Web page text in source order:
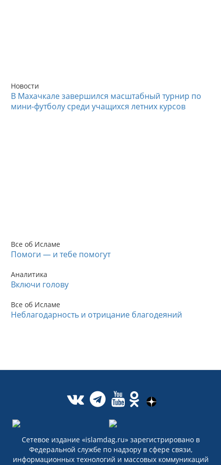
Новости
В Махачкале завершился масштабный турнир по
мини-футболу среди учащихся летних курсов
Все об Исламе
Помоги — и тебе помогут
Аналитика
Включи голову
Все об Исламе
Неблагодарность и отрицание благодеяний
Сетевое издание «islamdag.ru» зарегистрировано в
Федеральной службе по надзору в сфере связи,
информационных технологий и массовых коммуникаций